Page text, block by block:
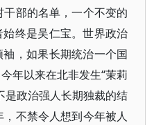
部的名单，一个不变的
终是吴仁宝。世界政治
，如果长期统治一个国
年以来在北非发生“茉莉
是政治强人长期独裁的结
不禁令人想到今年被人